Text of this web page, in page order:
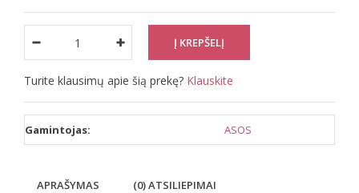
Turite klausimų apie šią prekę? Klauskite
Gamintojas: ASOS
APRAŠYMAS (0) ATSILIEPIMAI